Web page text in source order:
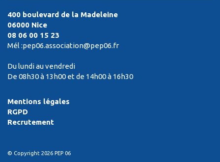
400 boulevard de la Madeleine
06000 Nice
08 06 00 15 23
Mél :pep06.association@pep06.fr
Du lundi au vendredi
De 08h30 à 13h00 et de 14h00 à 16h30
Mentions légales
RGPD
Recrutement
© Copyright 2026 PEP 06